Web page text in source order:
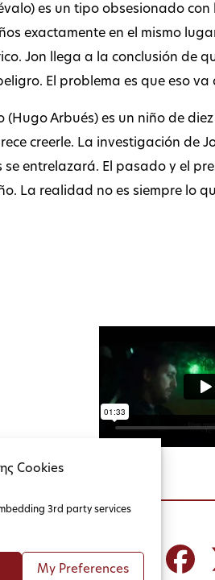
Cookies
3rd party services
My Preferences
es un tipo obsesionado
exactamente en el mismo
Jon llega a la conclusión de
El problema es que eso
(Hugo Arbués) es un niño de
creerle. La investigación de
entrelazará. El pasado y el
La realidad no es siempre lo